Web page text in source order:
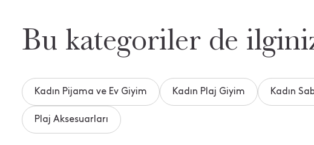
Bu kategoriler de
Kadın Pijama ve Ev Giyim Kadın Plaj Giyim Kadın
Plaj Aksesuarları